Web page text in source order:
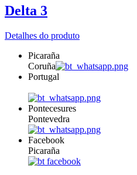
Delta 3
Detalhes do produto
Picaraña
Coruña
Portugal
Pontecesures
Pontevedra
Facebook
Picaraña